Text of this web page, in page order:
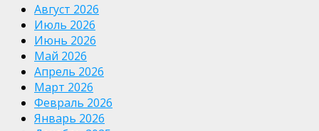
Август 2026
Июль 2026
Июнь 2026
Май 2026
Апрель 2026
Март 2026
Февраль 2026
Январь 2026